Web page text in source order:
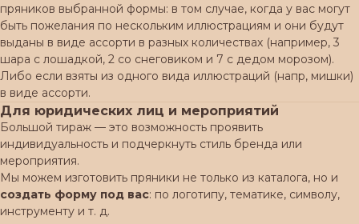
пряников выбранной формы: в том случае, когда у вас могут
быть пожелания по нескольким иллюстрациям и они будут
выданы в виде ассорти в разных количествах (например, 3
шара с лошадкой, 2 со снеговиком и 7 с дедом морозом).
Либо если взяты из одного вида иллюстраций (напр, мишки)
в виде ассорти.
Для юридических лиц и мероприятий
Большой тираж — это возможность проявить
индивидуальность и подчеркнуть стиль бренда или
мероприятия.
Мы можем изготовить пряники не только из каталога, но и
создать форму под вас: по логотипу, тематике, символу,
инструменту и т. д.